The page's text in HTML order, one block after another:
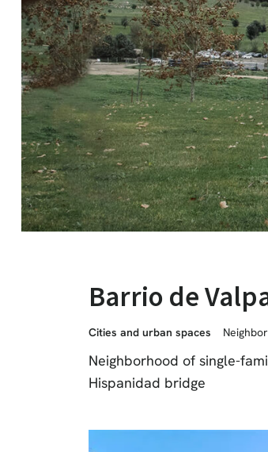
Barrio de
Cities and urban spaces
Neighborhood of single-
Hispanidad bridge